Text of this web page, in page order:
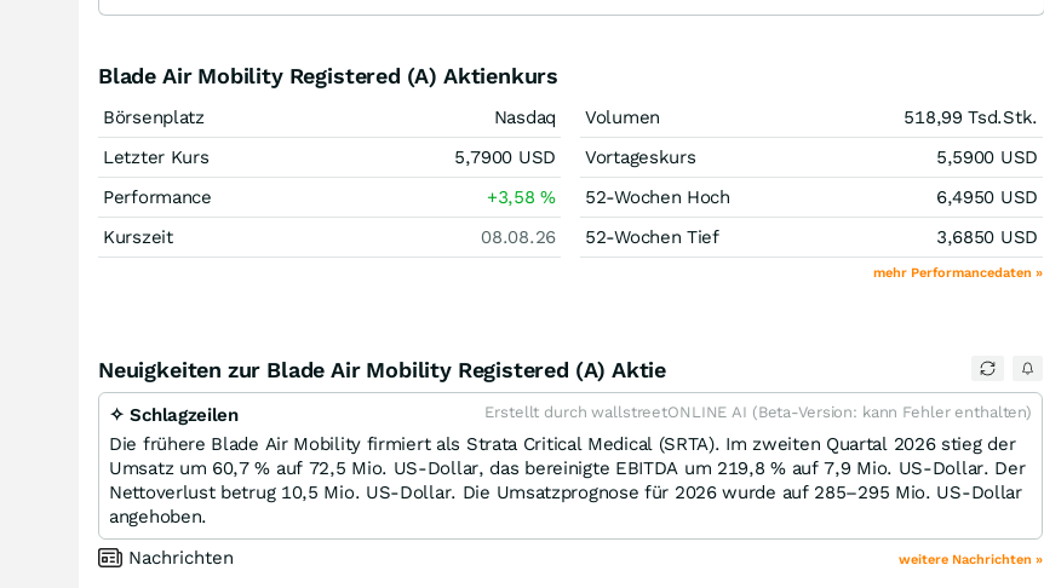
Blade Air Mobility Registered (A) Aktienkurs
Börsenplatz
Nasdaq
Letzter Kurs
5,7900 USD
Performance
+3,58%
Kurszeit
08.08.26
Volumen 518,99 Tsd.Stk.
Vortageskurs
5,5900 USD
52-Wochen Hoch
6,4950 USD
52-Wochen Tief
3,6850 USD
mehr Performancedaten »
Neuigkeiten zur Blade Air Mobility Registered (A) Aktie
✧ Schlagzeilen Erstellt durch wallstreetONLINE AI (Beta-Version: kann Fehler enthalten)
Die frühere Blade Air Mobility firmiert als Strata Critical Medical (SRTA). Im zweiten Quartal 2026 stieg der
Umsatz um 60,7 % auf 72,5 Mio. US-Dollar, das bereinigte EBITDA um 219,8 % auf 7,9 Mio. US-Dollar. Der
Nettoverlust betrug 10,5 Mio. US-Dollar. Die Umsatzprognose für 2026 wurde auf 285–295 Mio. US-Dollar
angehoben.
Nachrichten
weitere Nachrichten »